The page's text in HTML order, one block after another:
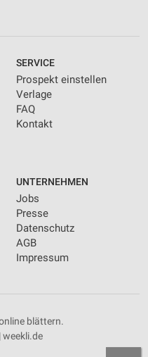
SERVICE
Prospekt einstellen
Verlage
FAQ
Kontakt
UNTERNEHMEN
Jobs
Presse
Datenschutz
AGB
Impressum
blättern.